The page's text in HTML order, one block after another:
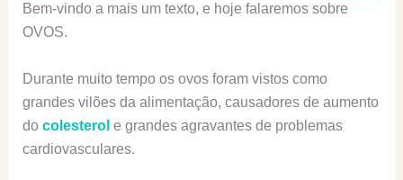
Bem-vindo a mais um texto, e hoje falaremos sobre
OVOS.
Durante muito tempo os ovos foram vistos como
grandes vilões da alimentação, causadores de aumento
do colesterol e grandes agravantes de problemas
cardiovasculares.